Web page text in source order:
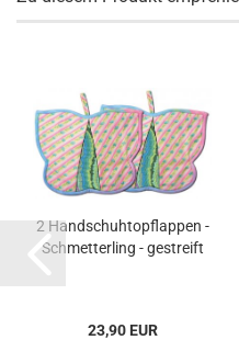
2 Handschuhtopflappen -
Schmetterling - gestreift
23,90 EUR